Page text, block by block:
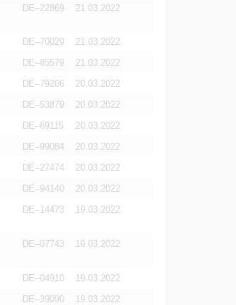
DE–22869 21.03.2022
DE–70029
21.03.2022
DE–85579
21.03.2022
DE–79206
20.03.2022
DE–53879
20.03.2022
DE–69115
20.03.2022
DE–99084
20.03.2022
DE–27474
20.03.2022
DE–94140
20.03.2022
DE–14473 19.03.2022
DE–07743 19.03.2022
DE–04910
19.03.2022
DE–39090
19.03.2022